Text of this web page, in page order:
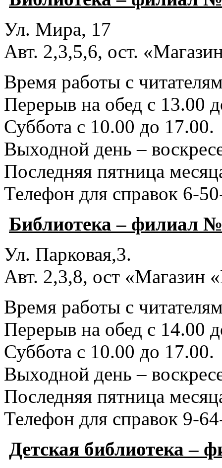
Ул. Мира, 17
Авт. 2,3,5,6, ост.
Время работы с
Перерыв на обед с 13.00
Суббота с 10.00 до 17.00.
Выходной день –
Последняя пятница
Телефон для справок 6-
Библиотека – филиал
Ул. Парковая,3.
Авт. 2,3,8, ост «Магазин
Время работы с
Перерыв на обед с 14.00
Суббота с 10.00 до 17.00.
Выходной день –
Последняя пятница
Телефон для справок 9-
Детская библиотека –